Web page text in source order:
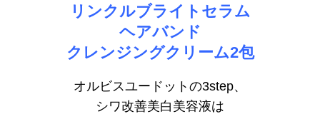
リンクルブライトセラム
ヘアバンド
クレンジングクリーム2包
オルビスユードットの3step、
シワ改善美白美容液は